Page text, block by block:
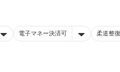
電子マネー決済可 柔道整